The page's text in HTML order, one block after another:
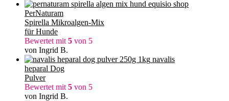
PerNaturam
Spirella Mikroalgen-Mix
für Hunde
Bewertet mit 5 von 5
von Ingrid B.
navalis
heparal Dog
Pulver
Bewertet mit 5 von 5
von Ingrid B.